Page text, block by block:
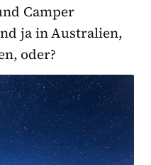
Camper
ja in Australien,
oder?